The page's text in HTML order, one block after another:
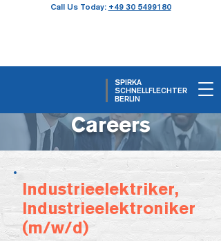
SPIRKA
SCHNELLFLECHTER
BERLIN
Call Us Today: +49 30 5499180
Careers
Industrieelektriker,
Industrieelektroniker
(m/w/d)